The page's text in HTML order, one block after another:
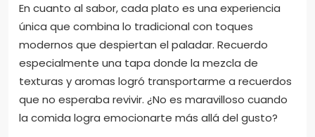
En cuanto al sabor, cada plato es una experiencia
única que combina lo tradicional con toques
modernos que despiertan el paladar. Recuerdo
especialmente una tapa donde la mezcla de
texturas y aromas logró transportarme a recuerdos
que no esperaba revivir. ¿No es maravilloso cuando
la comida logra emocionarte más allá del gusto?